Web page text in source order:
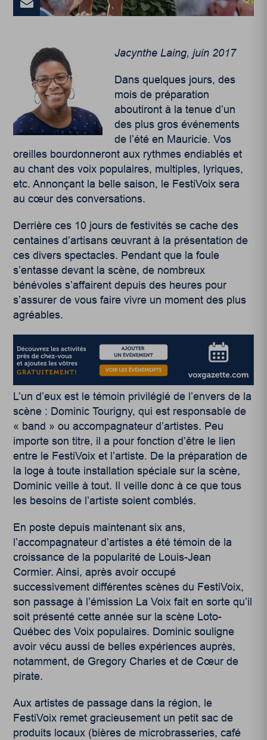
Jacynthe Laing, juin 2017
Dans quelques jours, des
mois de préparation
aboutiront à la tenue d’un
des plus gros événements
de l’été en Mauricie. Vos
oreilles bourdonneront aux rythmes endiablés et
au chant des voix populaires, multiples, lyriques,
etc. Annonçant la belle saison, le FestiVoix sera
au cœur des conversations.
Derrière ces 10 jours de festivités se cache des
centaines d’artisans œuvrant à la présentation de
ces divers spectacles. Pendant que la foule
s’entasse devant la scène, de nombreux
bénévoles s’affairent depuis des heures pour
s’assurer de vous faire vivre un moment des plus
agréables.
L’un d’eux est le témoin privilégié de l’envers de la
scène : Dominic Tourigny, qui est responsable de
« band » ou accompagnateur d’artistes. Peu
importe son titre, il a pour fonction d’être le lien
entre le FestiVoix et l’artiste. De la préparation de
la loge à toute installation spéciale sur la scène,
Dominic veille à tout. Il veille donc à ce que tous
les besoins de l’artiste soient comblés.
En poste depuis maintenant six ans,
l’accompagnateur d’artistes a été témoin de la
croissance de la popularité de Louis-Jean
Cormier. Ainsi, après avoir occupé
successivement différentes scènes du FestiVoix,
son passage à l’émission La Voix fait en sorte qu’il
soit présenté cette année sur la scène Loto-
Québec des Voix populaires. Dominic souligne
avoir vécu aussi de belles expériences auprès,
notamment, de Gregory Charles et de Cœur de
pirate.
Aux artistes de passage dans la région, le
FestiVoix remet gracieusement un petit sac de
produits locaux (bières de microbrasseries, café